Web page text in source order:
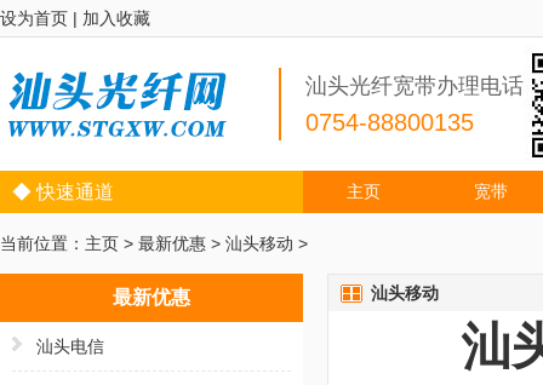
设为首页 | 加入收藏
汕头光纤宽带办理电话
0754-88800135
◆ 快速通道 主页 宽带
当前位置： 主页 > 最新优惠 > 汕头移动 >
最新优惠
汕头电信
汕头移动
汕